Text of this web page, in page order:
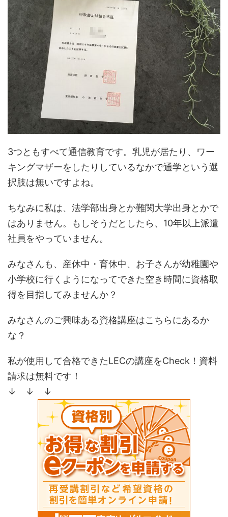
3つともすべて通信教育です。乳児が居たり、ワー
キングマザーをしたりしているなかで通学という選
択肢は無いですよね。
ちなみに私は、法学部出身とか難関大学出身とかで
はありません。もしそうだとしたら、10年以上派遣
社員をやっていません。
みなさんも、産休中・育休中、お子さんが幼稚園や
小学校に行くようになってできた空き時間に資格取
得を目指してみませんか？
みなさんのご興味ある資格講座はこちらにあるか
な？
私が使用して合格できたLECの講座をCheck！資料
請求は無料です！
↓ ↓ ↓